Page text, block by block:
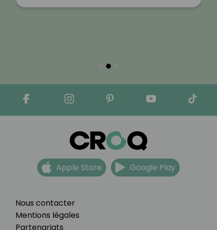
Nous contacter
Mentions légales
Partenariats
Apple Store Google Play